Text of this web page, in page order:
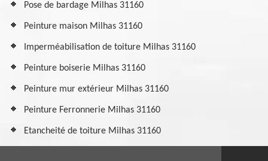
Pose de bardage Milhas 31160
Peinture maison Milhas 31160
Imperméabilisation de toiture Milhas 31160
Peinture boiserie Milhas 31160
Peinture mur extérieur Milhas 31160
Peinture Ferronnerie Milhas 31160
Etancheité de toiture Milhas 31160